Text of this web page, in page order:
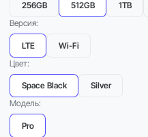
256GB 512GB 1TB
Версия:
LTE
Wi-Fi
Цвет:
Space Black
Silver
Модель:
Pro